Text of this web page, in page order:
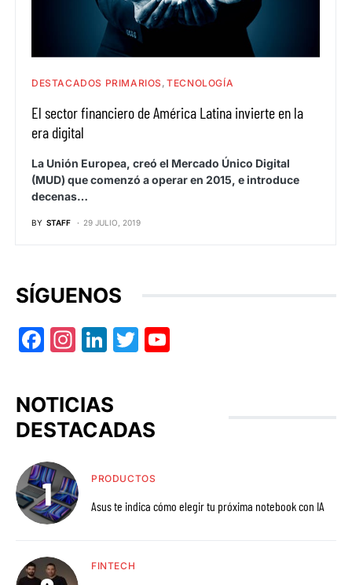
DESTACADOS PRIMARIOS TECNOLOGÍA
El sector financiero de América Latina invierte en la
era digital
La Unión Europea, creó el Mercado Único Digital
(MUD) que comenzó a operar en 2015, e introduce
decenas…
BY STAFF 29 JULIO, 2019
SÍGUENOS
Facebook
Instagram
LinkedIn
Twitter
NOTICIAS
DESTACADAS
PRODUCTOS
Asus te indica cómo elegir tu próxima notebook con IA
FINTECH